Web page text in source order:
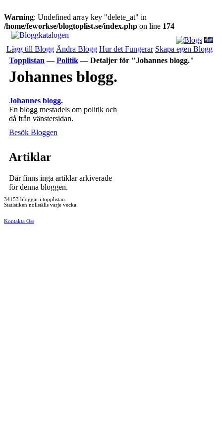
Warning: Undefined array key "delete_at" in
/home/feworkse/blogtoplist.se/index.php on line 174
Lägg till Blogg Ändra Blogg Hur det Fungerar Skapa egen Blogg
Topplistan — Politik — Detaljer för "Johannes blogg."
Johannes blogg.
Johannes blogg.
En blogg mestadels om politik och
då från vänstersidan.
Besök Bloggen
Artiklar
Där finns inga artiklar arkiverade
för denna bloggen.
34153 bloggar i topplistan.
Statistiken nollställs varje vecka.
Kontakta Oss